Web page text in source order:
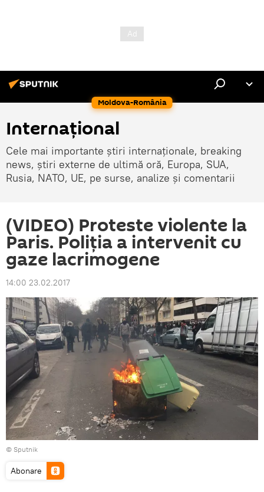
Moldova-România
Internaţional
Cele mai importante știri internaționale, breaking
news, știri externe de ultimă oră, Europa, SUA,
Rusia, NATO, UE, pe surse, analize și comentarii
(VIDEO) Proteste violente la
Paris. Poliţia a intervenit cu
gaze lacrimogene
14:00 23.02.2017
© Sputnik
Abonare